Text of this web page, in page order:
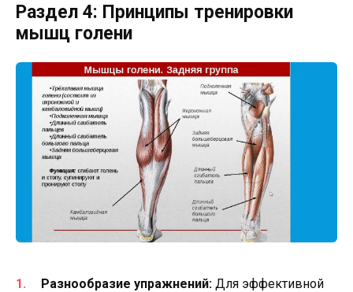
Раздел 4: Принципы тренировки
мышц голени
Разнообразие упражнений: Для эффективной